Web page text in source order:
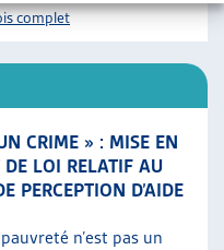
complet
CRIME » : MISE EN
LOI RELATIF AU
PERCEPTION D’AIDE
n’est pas un